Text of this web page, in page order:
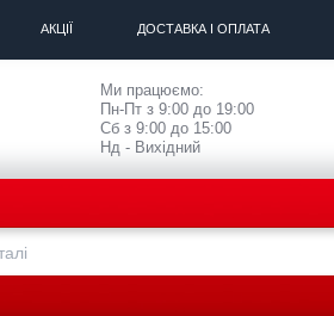
АКЦІЇ ДОСТАВКА І ОПЛАТА
Ми працюємо:
Пн-Пт з 9:00 до 19:00
Сб з 9:00 до 15:00
Нд - Вихідний